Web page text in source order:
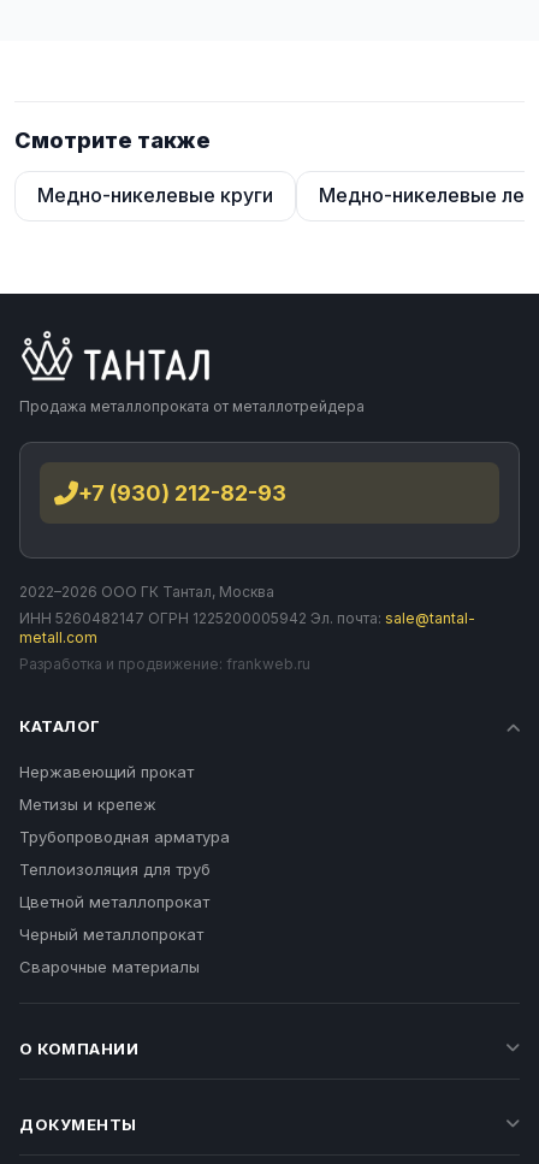
Смотрите также
Медно-никелевые круги Медно-никелевые
Продажа металлопроката от металлотрейдера
+7 (930) 212-82-93
2022–2026 ООО ГК Тантал, Москва
ИНН 5260482147 ОГРН 1225200005942 Эл. почта: sale@tantal-
metall.com
Разработка и продвижение: frankweb.ru
КАТАЛОГ
Нержавеющий прокат
Метизы и крепеж
Трубопроводная арматура
Теплоизоляция для труб
Цветной металлопрокат
Черный металлопрокат
Сварочные материалы
О КОМПАНИИ
ДОКУМЕНТЫ